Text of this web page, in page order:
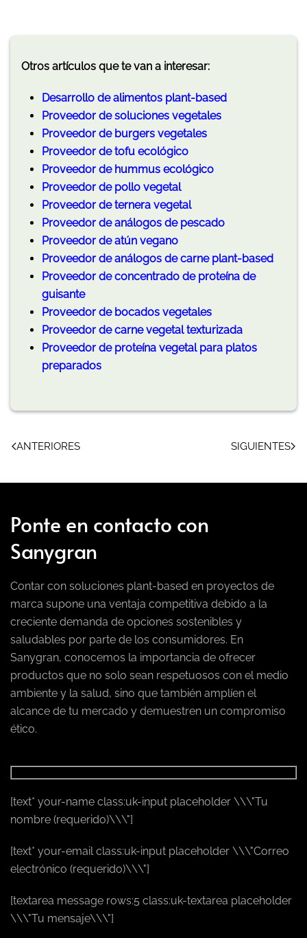
Otros artículos que te van a interesar:
Desarrollo de alimentos plant-based
Proveedor de soluciones vegetales
Proveedor de burgers vegetales
Proveedor de tofu ecológico
Proveedor de hummus ecológico
Proveedor de pollo vegetal
Proveedor de ternera vegetal
Proveedor de análogos de pescado
Proveedor de atún vegano
Proveedor de análogos de carne plant-based
Proveedor de concentrado de proteína de
guisante
Proveedor de bocados vegetales
Proveedor de carne vegetal texturizada
Proveedor de proteína vegetal para platos
preparados
ANTERIORES SIGUIENTES
Ponte en contacto con
Sanygran
Contar con soluciones plant-based en proyectos de
marca supone una ventaja competitiva debido a la
creciente demanda de opciones sostenibles y
saludables por parte de los consumidores. En
Sanygran, conocemos la importancia de ofrecer
productos que no solo sean respetuosos con el medio
ambiente y la salud, sino que también amplíen el
alcance de tu mercado y demuestren un compromiso
ético.
[text* your-name class:uk-input placeholder \\\"Tu
nombre (requerido)\\\"]
[text* your-email class:uk-input placeholder \\\"Correo
electrónico (requerido)\\\"]
[textarea message rows:5 class:uk-textarea placeholder
\\\"Tu mensaje\\\"]